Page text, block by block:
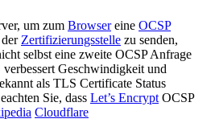
, um zum Browsereine OCSP
Zertifizierungsstelle zu senden,
selbst eine zweite OCSP Anfrage
verbessert Geschwindigkeit und
als TLS Certificate Status
Sie, dass Let’s Encrypt OCSP
Cloudflare